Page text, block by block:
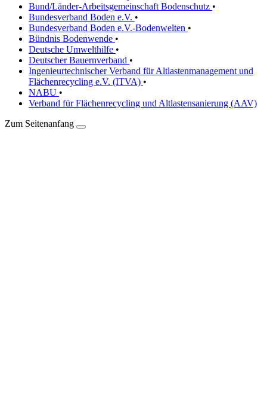
Bund/Länder-Arbeitsgemeinschaft Bodenschutz •
Bundesverband Boden e.V. •
Bundesverband Boden e.V.-Bodenwelten •
Bündnis Bodenwende •
Deutsche Umwelthilfe •
Deutscher Bauernverband •
Ingenieurtechnischer Verband für Altlastenmanagement und
Flächenrecycling e.V. (ITVA) •
NABU •
Verband für Flächenrecycling und Altlastensanierung (AAV)
Zum Seitenanfang